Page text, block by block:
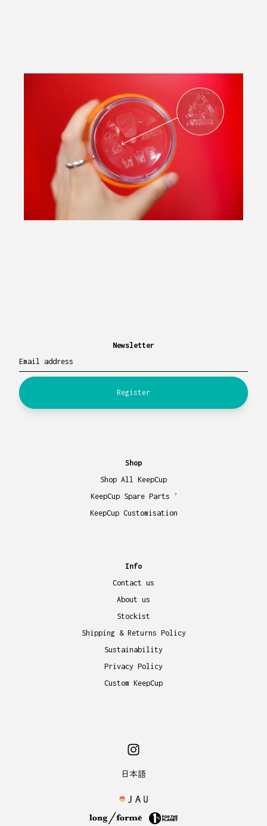
Newsletter
Email address
Register
Shop
Shop All KeepCup
KeepCup Spare Parts
7
KeepCup Customisation
Info
Contact us
About us
Stockist
Shipping & Returns Policy
Sustainability
Privacy Policy
Custom KeepCup
日本語